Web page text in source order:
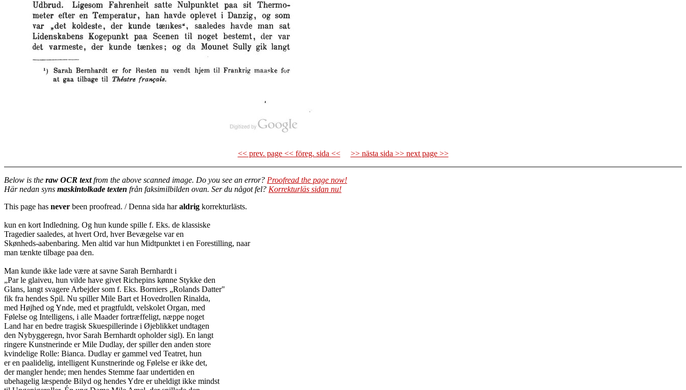
<< prev. page << föreg. sida << >> nästa sida >> next page >>
Below is the raw OCR textfrom the above scanned image. Do you see an error? Proofread the page now!
Här nedan syns maskintolkade texten från faksimilbilden ovan. Ser du något fel? Korrekturläs sidan nu!
This page has never been proofread. / Denna sida haraldrig korrekturlästs.
kun en kort Indledning. Og hun kunde spille f. Eks. de klassiske
Tragedier saaledes, at hvert Ord, hver Bevægelse var en
Skønheds-aabenbaring. Men altid var hun Midtpunktet i en Forestilling, naar
man tænkte tilbage paa den.
Man kunde ikke lade være at savne Sarah Bernhardt i
„Par le glaiveu, hun vilde have givet Richepins kønne Stykke den
Glans, langt svagere Arbejder som f. Eks. Borniers „Rolands Datter"
fik fra hendes Spil. Nu spiller Mile Bart et Hovedrollen Rinalda,
med Højhed og Ynde, med et pragtfuldt, velskolet Organ, med
Følelse og Intelligens, i alle Maader fortræffeligt, næppe noget
Land har en bedre tragisk Skuespillerinde i Øjeblikket undtagen
den Nybyggeregn, hvor Sarah Bernhardt opholder sigl). En langt
ringere Kunstnerinde er Mile Dudlay, der spiller den anden store
kvindelige Rolle: Bianca. Dudlay er gammel ved Teatret, hun
er en paalidelig, intelligent Kunstnerinde og Følelse er ikke det,
der mangler hende; men hendes Stemme faar undertiden en
ubehagelig læspende Bilyd og hendes Ydre er uheldigt ikke mindst